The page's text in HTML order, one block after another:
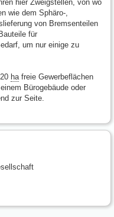
hier Zweigstellen, von wo
wie dem Sphäro-,
von Bremsenteilen
für
um nur einige zu
20 ha freie Gewerbeflächen
Bürogebäude oder
zur Seite.